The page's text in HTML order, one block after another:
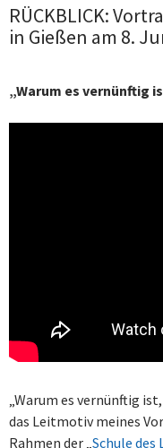
RÜCKBLICK:
in Gießen am 8.
„Warum es vernünftig
„Warum es vernünftig
das Leitmotiv meines
Rahmen der „Schule des